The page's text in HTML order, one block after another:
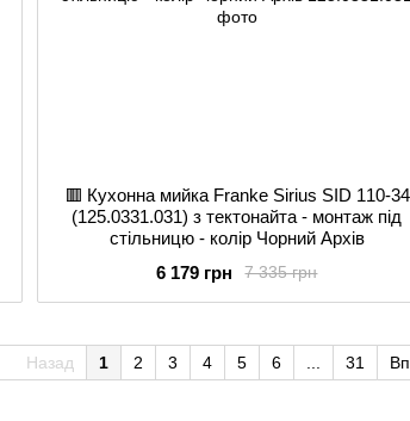
🟥 Кухонна мийка Franke Sirius SID 110-34
(125.0331.031) з тектонайта - монтаж під
стільницю - колір Чорний Архів
7 335 грн
6 179 грн
Назад 1 2 3 4 5 6 31